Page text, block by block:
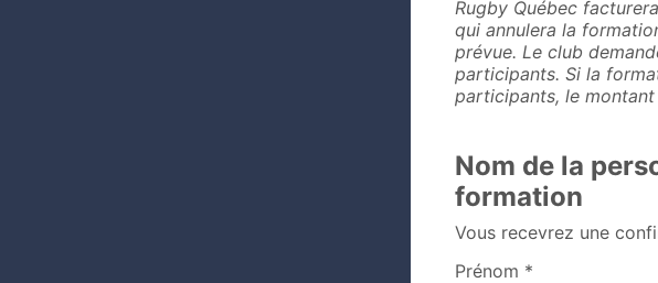
Rugby Québec
qui annulera la
prévue. Le club
participants. Si la
participants, le
Nom de la
formation
Vous recevrez une
Prénom *